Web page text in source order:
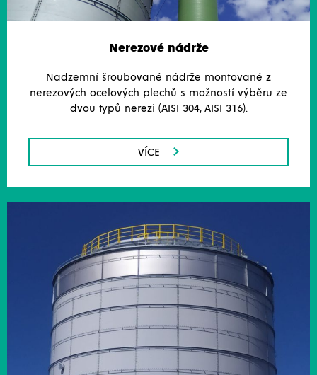
Nerezové nádrže
Nadzemní šroubované nádrže montované z
nerezových ocelových plechů s možností výběru ze
dvou typů nerezi (AISI 304, AISI 316).
VÍCE